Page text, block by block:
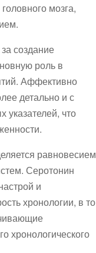
мозга,
создание
роль в
Аффективно
детально и с
что
равновесием
Серотонин
и
хронологии, в то
хронологического